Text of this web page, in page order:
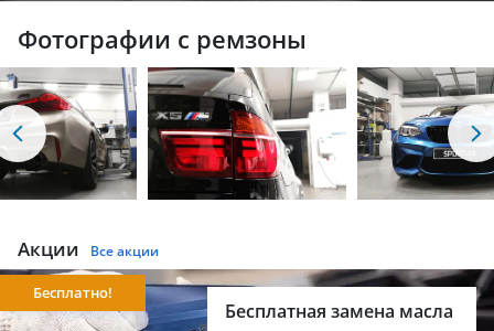
Фотографии с ремзоны
Акции Все акции
Бесплатная замена масла
Бесплатно!